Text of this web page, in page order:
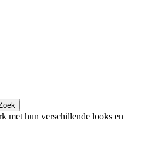
met hun verschillende looks en